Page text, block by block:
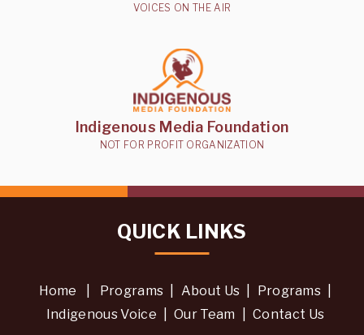
VOICES ON THE AIR
Indigenous Media Foundation
NOT FOR PROFIT ORGANIZATION
QUICK LINKS
Home Programs About Us Programs
Indigenous Voice
Our Team Contact Us